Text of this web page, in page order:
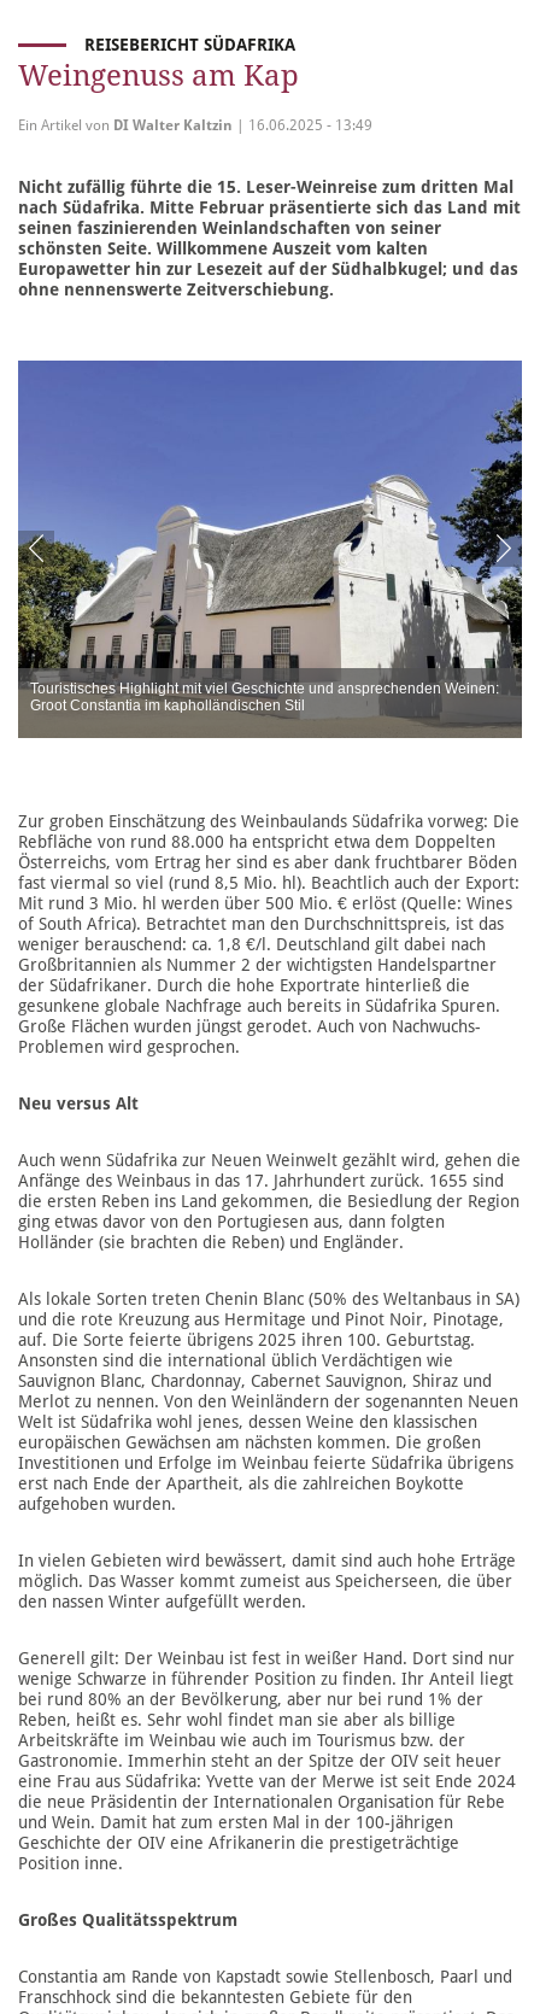
REISEBERICHT SÜDAFRIKA
Weingenuss am Kap
Ein Artikel von DI Walter Kaltzin | 16.06.2025 - 13:49
Nicht zufällig führte die 15. Leser-Weinreise zum dritten Mal
nach Südafrika. Mitte Februar präsentierte sich das Land mit
seinen faszinierenden Weinlandschaften von seiner
schönsten Seite. Willkommene Auszeit vom kalten
Europawetter hin zur Lesezeit auf der Südhalbkugel; und das
ohne nennenswerte Zeitverschiebung.
Touristisches Highlight mit viel Geschichte und ansprechenden Weinen:
Groot Constantia im kapholländischen Stil
Zur groben Einschätzung des Weinbaulands Südafrika vorweg: Die
Rebfläche von rund 88.000 ha entspricht etwa dem Doppelten
Österreichs, vom Ertrag her sind es aber dank fruchtbarer Böden
fast viermal so viel (rund 8,5 Mio. hl). Beachtlich auch der Export:
Mit rund 3 Mio. hl werden über 500 Mio. € erlöst (Quelle: Wines
of South Africa). Betrachtet man den Durchschnittspreis, ist das
weniger berauschend: ca. 1,8 €/l. Deutschland gilt dabei nach
Großbritannien als Nummer 2 der wichtigsten Handelspartner
der Südafrikaner. Durch die hohe Exportrate hinterließ die
gesunkene globale Nachfrage auch bereits in Südafrika Spuren.
Große Flächen wurden jüngst gerodet. Auch von Nachwuchs-
Problemen wird gesprochen.
Neu versus Alt
Auch wenn Südafrika zur Neuen Weinwelt gezählt wird, gehen die
Anfänge des Weinbaus in das 17. Jahrhundert zurück. 1655 sind
die ersten Reben ins Land gekommen, die Besiedlung der Region
ging etwas davor von den Portugiesen aus, dann folgten
Holländer (sie brachten die Reben) und Engländer.
Als lokale Sorten treten Chenin Blanc (50% des Weltanbaus in SA)
und die rote Kreuzung aus Hermitage und Pinot Noir, Pinotage,
auf. Die Sorte feierte übrigens 2025 ihren 100. Geburtstag.
Ansonsten sind die international üblich Verdächtigen wie
Sauvignon Blanc, Chardonnay, Cabernet Sauvignon, Shiraz und
Merlot zu nennen. Von den Weinländern der sogenannten Neuen
Welt ist Südafrika wohl jenes, dessen Weine den klassischen
europäischen Gewächsen am nächsten kommen. Die großen
Investitionen und Erfolge im Weinbau feierte Südafrika übrigens
erst nach Ende der Apartheit, als die zahlreichen Boykotte
aufgehoben wurden.
In vielen Gebieten wird bewässert, damit sind auch hohe Erträge
möglich. Das Wasser kommt zumeist aus Speicherseen, die über
den nassen Winter aufgefüllt werden.
Generell gilt: Der Weinbau ist fest in weißer Hand. Dort sind nur
wenige Schwarze in führender Position zu finden. Ihr Anteil liegt
bei rund 80% an der Bevölkerung, aber nur bei rund 1% der
Reben, heißt es. Sehr wohl findet man sie aber als billige
Arbeitskräfte im Weinbau wie auch im Tourismus bzw. der
Gastronomie. Immerhin steht an der Spitze der OIV seit heuer
eine Frau aus Südafrika: Yvette van der Merwe ist seit Ende 2024
die neue Präsidentin der Internationalen Organisation für Rebe
und Wein. Damit hat zum ersten Mal in der 100-jährigen
Geschichte der OIV eine Afrikanerin die prestigeträchtige
Position inne.
Großes Qualitätsspektrum
Constantia am Rande von Kapstadt sowie Stellenbosch, Paarl und
Franschhock sind die bekanntesten Gebiete für den